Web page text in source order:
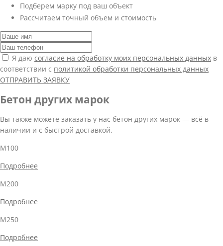
Подберем марку под ваш объект
Рассчитаем точный объем и стоимость
Я даю согласие на обработку моих персональных данных в
соответствии с политикой обработки персональных данных
ОТПРАВИТЬ ЗАЯВКУ
Бетон других марок
Вы также можете заказать у нас бетон других марок — всё в
наличии и с быстрой доставкой.
М100
Подробнее
М200
Подробнее
М250
Подробнее